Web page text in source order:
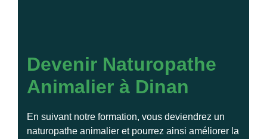
Devenir Naturopathe
Animalier à Dinan
En suivant notre formation, vous deviendrez un
naturopathe animalier et pourrez ainsi améliorer la